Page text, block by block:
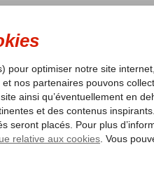
SOLEIL D'HIVER
le plus bas* Pas de surcharge